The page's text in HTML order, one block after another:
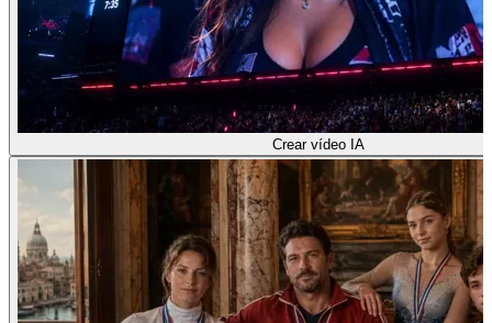
Crear vídeo IA